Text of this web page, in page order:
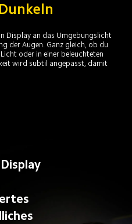
Display an das Umgebungslicht
der Augen. Ganz gleich, ob du
oder in einer beleuchteten
wird subtil angepasst, damit